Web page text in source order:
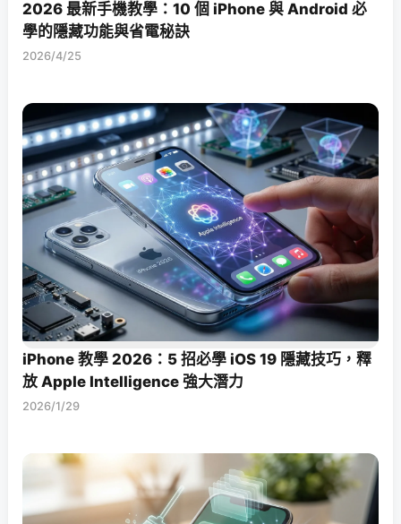
2026 最新手機教學：10 個 iPhone 與 Android 必
學的隱藏功能與省電秘訣
2026/4/25
iPhone 教學 2026：5 招必學 iOS 19 隱藏技巧，釋
放 Apple Intelligence 強大潛力
2026/1/29